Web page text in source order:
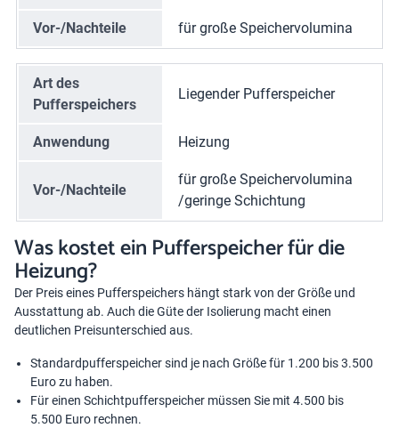
Vor-/Nachteile für große Speichervolumina
Art des
Pufferspeichers
Liegender Pufferspeicher
Anwendung Heizung
Vor-/Nachteile
für große Speichervolumina
/geringe Schichtung
Was kostet ein Pufferspeicher für die
Heizung?
Der Preis eines Pufferspeichers hängt stark von der Größe und
Ausstattung ab. Auch die Güte der Isolierung macht einen
deutlichen Preisunterschied aus.
Standardpufferspeicher sind je nach Größe für 1.200 bis 3.500
Euro zu haben.
Für einen Schichtpufferspeicher müssen Sie mit 4.500 bis
5.500 Euro rechnen.